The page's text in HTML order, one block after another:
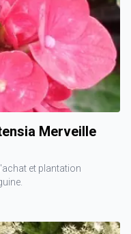
Merveille
et plantation